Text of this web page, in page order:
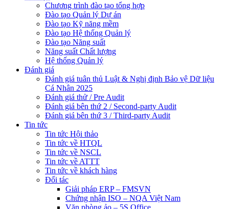
Chương trình đào tạo tổng hợp
Đào tạo Quản lý Dự án
Đào tạo Kỹ năng mềm
Đào tạo Hệ thống Quản lý
Đào tạo Năng suất
Năng suất Chất lượng
Hệ thống Quản lý
Đánh giá
Đánh giá tuân thủ Luật & Nghị định Bảo vệ Dữ liệu
Cá Nhân 2025
Đánh giá thử / Pre Audit
Đánh giá bên thứ 2 / Second-party Audit
Đánh giá bên thứ 3 / Third-party Audit
Tin tức
Tin tức Hội thảo
Tin tức về HTQL
Tin tức về NSCL
Tin tức về ATTT
Tin tức về khách hàng
Đối tác
Giải pháp ERP – FMSVN
Chứng nhận ISO – NQA Việt Nam